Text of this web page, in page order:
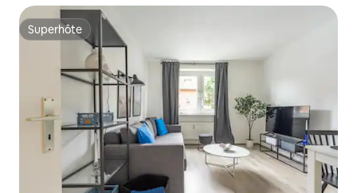
Superhôte
Superhôte